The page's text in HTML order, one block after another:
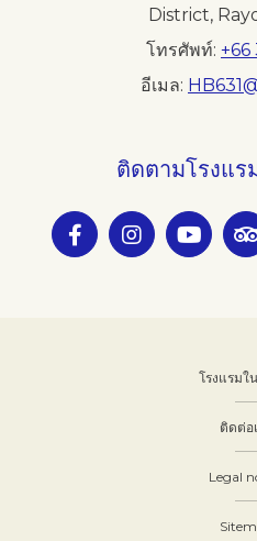
โรงแรมใ
ติดต่อ
Legal
District,
โทรศัพท์ +66
อีเมล
ติดตามโรงแร